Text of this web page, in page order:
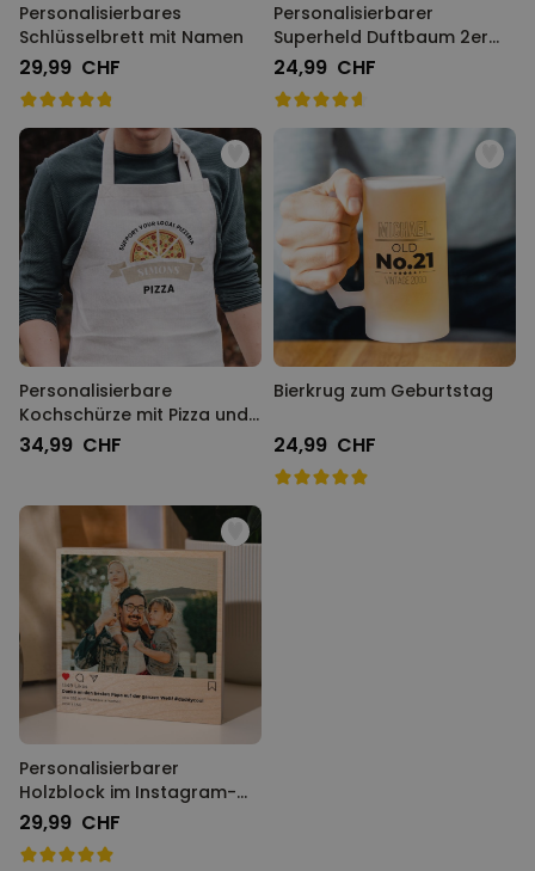
Personalisierbares
Schlüsselbrett mit Namen
29,99 CHF
Personalisierbarer
Superheld Duftbaum 2er
Set mit Gesicht
24,99 CHF
Personalisierbare
Kochschürze mit Pizza und
Name
34,99 CHF
Bierkrug zum Geburtstag
24,99 CHF
Personalisierbarer
Holzblock im Instagram-
Style
29,99 CHF